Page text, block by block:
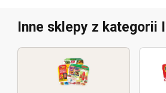
Inne sklepy z kategorii